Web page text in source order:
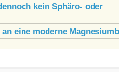
kein Sphäro- oder
eine moderne